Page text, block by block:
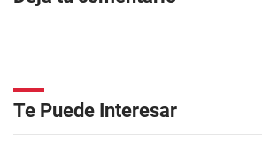
Te Puede Interesar